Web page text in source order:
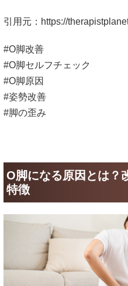
引用元： https://
#O脚改善
#O脚セルフチェック
#O脚原因
#姿勢改善
#脚の歪み
O脚になる原因とは？
特徴